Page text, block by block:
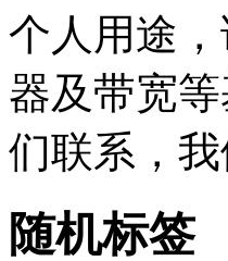
个人用途
器及带宽
们联系，我
随机标签